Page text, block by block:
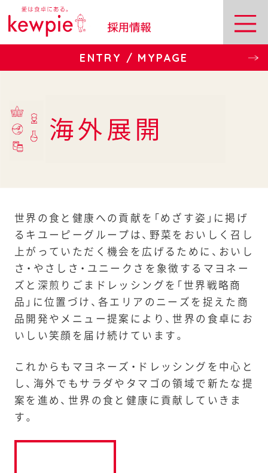
ENTRY / MYPAGE
世界の食と健康への貢献を「めざす姿」に掲げ
るキユーピーグループは、野菜をおいしく召し
上がっていただく機会を広げるために、おいし
さ・やさしさ・ユニークさを象徴するマヨネー
ズと深煎りごまドレッシングを「世界戦略商
品」に位置づけ、各エリアのニーズを捉えた商
品開発やメニュー提案により、世界の食卓にお
いしい笑顔を届け続けています。
これからもマヨネーズ・ドレッシングを中心と
し、海外でもサラダやタマゴの領域で新たな提
案を進め、世界の食と健康に貢献していきま
す。